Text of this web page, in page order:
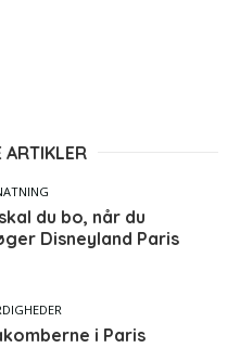
ARTIKLER
du bo, når du
Disneyland Paris
i Paris